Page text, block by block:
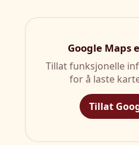
Google Maps
Tillat funksjonelle
for å laste
Tillat